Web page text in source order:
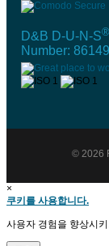
D&B D-U-N-S®
Number:
© 2026
×
쿠키를 사용합니다.
사용자 경험을 향상시